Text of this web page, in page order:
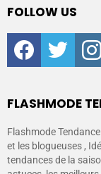
FOLLOW US
facebooktwitter
FLASHMODE
Flashmode
et les blogueuses ,
tendances de la